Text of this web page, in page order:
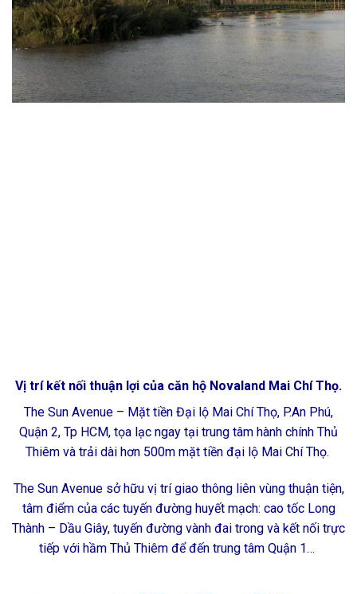
Vị trí kết nối thuận lợi của căn hộ Novaland Mai Chí Thọ.
The Sun Avenue – Mặt tiền Đại lộ Mai Chí Thọ, P.An Phú,
Quận 2, Tp HCM, tọa lạc ngay tại trung tâm hành chính Thủ
Thiêm và trải dài hơn 500m mặt tiền đại lộ Mai Chí Thọ.
The Sun Avenue sở hữu vị trí giao thông liên vùng thuận tiện,
tâm điểm của các tuyến đường huyết mạch: cao tốc Long
Thành – Dầu Giây, tuyến đường vành đai trong và kết nối trực
tiếp với hầm Thủ Thiêm để đến trung tâm Quận 1…